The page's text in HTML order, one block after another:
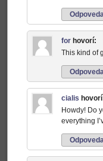
for hovorí:
This kind of
cialis
Howdy! Do
everything